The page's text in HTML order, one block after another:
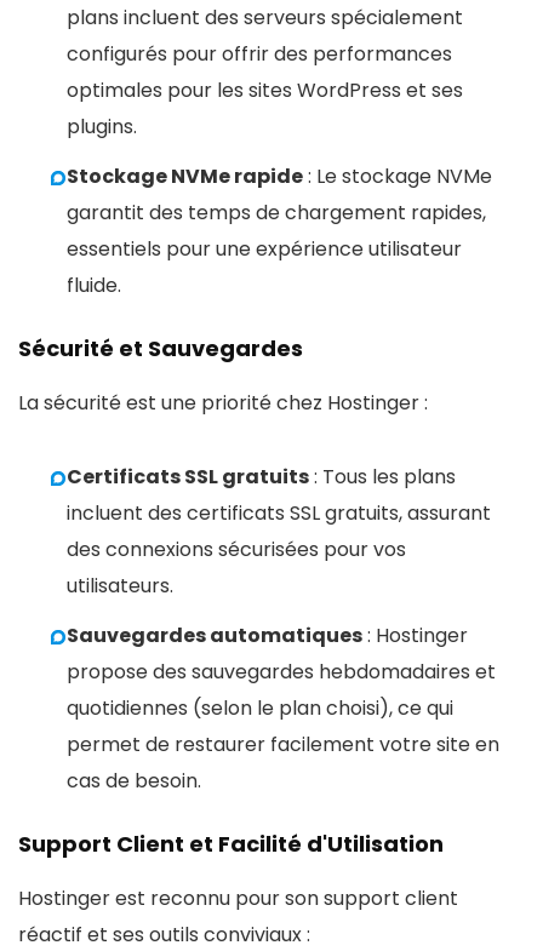
plans incluent des serveurs spécialement
configurés pour offrir des performances
optimales pour les sites WordPress et ses
plugins.
Stockage NVMe rapide: Le stockage NVMe
garantit des temps de chargement rapides,
essentiels pour une expérience utilisateur
fluide.
Sécurité et Sauvegardes
La sécurité est une priorité chez Hostinger :
Certificats SSL gratuits: Tous les plans
incluent des certificats SSL gratuits, assurant
des connexions sécurisées pour vos
utilisateurs.
Sauvegardes automatiques: Hostinger
propose des sauvegardes hebdomadaires et
quotidiennes (selon le plan choisi), ce qui
permet de restaurer facilement votre site en
cas de besoin.
Support Client et Facilité d'Utilisation
Hostinger est reconnu pour son support client
réactif et ses outils conviviaux :